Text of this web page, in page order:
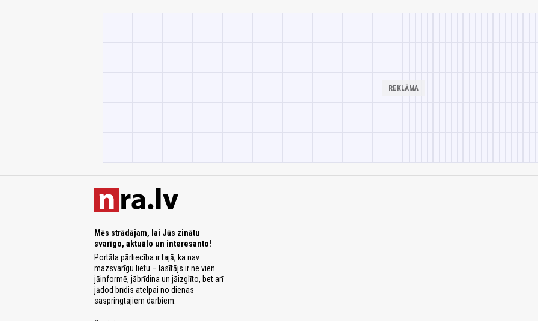
Mēs strādājam, lai Jūs zinātu
svarīgo, aktuālo un interesanto!
Portāla pārliecība ir tajā, ka nav
mazsvarīgu lietu – lasītājs ir ne vien
jāinformē, jābrīdina un jāizglīto, bet arī
jādod brīdis atelpai no dienas
saspringtajiem darbiem.